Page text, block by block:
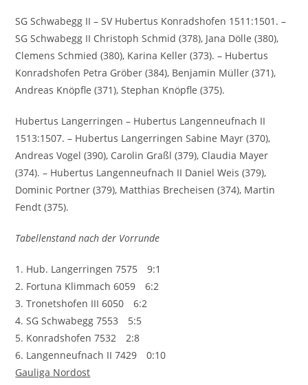
SG Schwabegg II – SV Hubertus Konradshofen 1511:1501. –
SG Schwabegg II Christoph Schmid (378), Jana Dölle (380),
Clemens Schmied (380), Karina Keller (373). – Hubertus
Konradshofen Petra Gröber (384), Benjamin Müller (371),
Andreas Knöpfle (371), Stephan Knöpfle (375).
Hubertus Langerringen – Hubertus Langenneufnach II
1513:1507. – Hubertus Langerringen Sabine Mayr (370),
Andreas Vogel (390), Carolin Graßl (379), Claudia Mayer
(374). – Hubertus Langenneufnach II Daniel Weis (379),
Dominic Portner (379), Matthias Brecheisen (374), Martin
Fendt (375).
Tabellenstand nach der Vorrunde
1. Hub. Langerringen 7575 9:1
2. Fortuna Klimmach 6059 6:2
3. Tronetshofen III 6050 6:2
4. SG Schwabegg 7553 5:5
5. Konradshofen 7532 2:8
6. Langenneufnach II 7429 0:10
Gauliga Nordost